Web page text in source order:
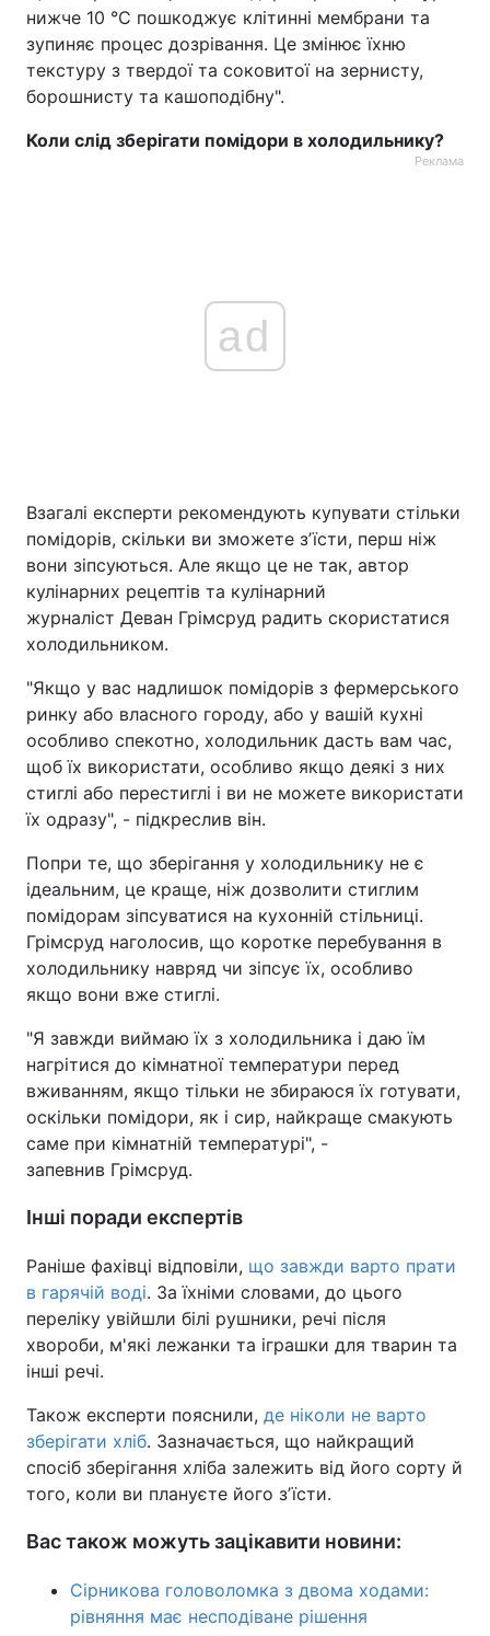
нижче 10 °C пошкоджує клітинні мембрани та
зупиняє процес дозрівання. Це змінює їхню
текстуру з твердої та соковитої на зернисту,
борошнисту та кашоподібну".
Коли слід зберігати помідори в холодильнику?
Реклама
ad
Взагалі експерти рекомендують купувати стільки
помідорів, скільки ви зможете зʼїсти, перш ніж
вони зіпсуються. Але якщо це не так, автор
кулінарних рецептів та кулінарний
журналіст Деван Грімсруд радить скористатися
холодильником.
"Якщо у вас надлишок помідорів з фермерського
ринку або власного городу, або у вашій кухні
особливо спекотно, холодильник дасть вам час,
щоб їх використати, особливо якщо деякі з них
стиглі або перестиглі і ви не можете використати
їх одразу", - підкреслив він.
Попри те, що зберігання у холодильнику не є
ідеальним, це краще, ніж дозволити стиглим
помідорам зіпсуватися на кухонній стільниці.
Грімсруд наголосив, що коротке перебування в
холодильнику навряд чи зіпсує їх, особливо
якщо вони вже стиглі.
"Я завжди виймаю їх з холодильника і даю їм
нагрітися до кімнатної температури перед
вживанням, якщо тільки не збираюся їх готувати,
оскільки помідори, як і сир, найкраще смакують
саме при кімнатній температурі", -
запевнив Грімсруд.
Інші поради експертів
Раніше фахівці відповіли, що завжди варто прати
в гарячій воді. За їхніми словами, до цього
переліку увійшли білі рушники, речі після
хвороби, м'які лежанки та іграшки для тварин та
інші речі.
Також експерти пояснили, де ніколи не варто
зберігати хліб. Зазначається, що найкращий
спосіб зберігання хліба залежить від його сорту й
того, коли ви плануєте його зʼїсти.
Вас також можуть зацікавити новини:
Сірникова головоломка з двома ходами:
рівняння має несподіване рішення